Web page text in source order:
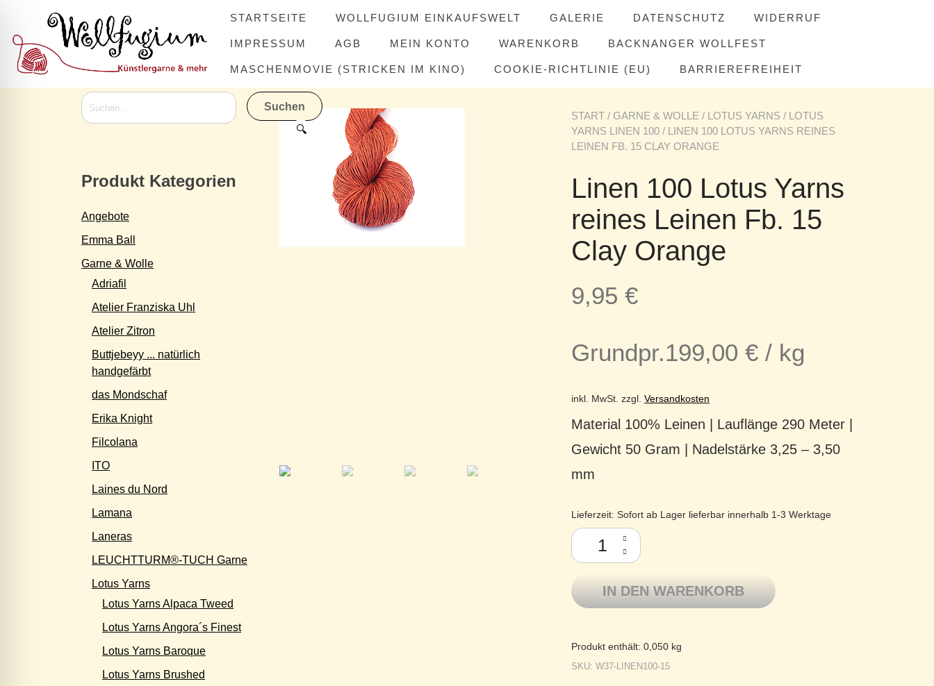
content
STARTSEITE WOLLFUGIUM EINKAUFSWELT GALERIE DATENSCHUTZ WIDERRUF
IMPRESSUM AGB MEIN KONTO WARENKORB BACKNANGER WOLLFEST
MASCHENMOVIE (STRICKEN IM KINO) COOKIE-RICHTLINIE (EU) BARRIEREFREIHEIT
🔍
START / GARNE & WOLLE / LOTUS YARNS / LOTUS
YARNS LINEN 100 / LINEN 100 LOTUS YARNS REINES
LEINEN FB. 15 CLAY ORANGE
Linen 100 Lotus Yarns
reines Leinen Fb. 15
Clay Orange
9,95 €
Grundpr.199,00 € / kg
inkl. MwSt. zzgl. Versandkosten
Material 100% Leinen | Lauflänge 290 Meter |
Gewicht 50 Gram | Nadelstärke 3,25 – 3,50
mm
Lieferzeit: Sofort ab Lager lieferbar innerhalb 1-3 Werktage
Linen 100 Lotus Yarns reines Leinen Fb. 15 Clay Orange Menge
IN DEN WARENKORB
Produkt enthält: 0,050 kg
SKU: W37-LINEN100-15
Suchen
nach:
Produkt Kategorien
Angebote
Emma Ball
Garne & Wolle
Adriafil
Atelier Franziska Uhl
Atelier Zitron
Buttjebeyy ... natürlich
handgefärbt
das Mondschaf
Erika Knight
Filcolana
ITO
Laines du Nord
Lamana
Laneras
LEUCHTTURM®-TUCH Garne
Lotus Yarns
Lotus Yarns Alpaca Tweed
Lotus Yarns Angora´s Finest
Lotus Yarns Baroque
Lotus Yarns Brushed